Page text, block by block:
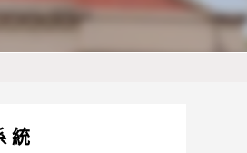
「進修學分班-策略性
統